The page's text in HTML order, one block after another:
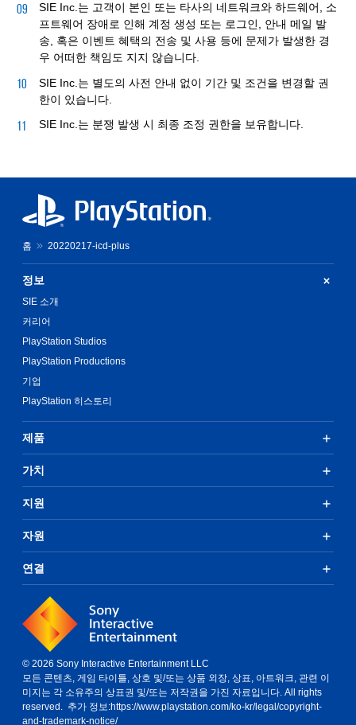
SIE Inc.는 고객이 본인 또는 타사의 네트워크와 하드웨어, 소
프트웨어 장애로 인해 계정 생성 또는 로그인, 안내 메일 발
송, 혹은 이벤트 혜택의 전송 및 사용 등에 문제가 발생한 경
우 어떠한 책임도 지지 않습니다.
SIE Inc.는 별도의 사전 안내 없이 기간 및 조건을 변경할 권
한이 있습니다.
SIE Inc.는 분쟁 발생 시 최종 조정 권한을 보유합니다.
홈 20220217-icd-plus
정보
SIE 소개
커리어
PlayStation Studios
PlayStation Productions
기업
PlayStation 히스토리
제품
가치
지원
자원
연결
© 2026 Sony Interactive Entertainment LLC
모든 콘텐츠, 게임 타이틀, 상호 및/또는 상품 외장, 상표, 아트워크, 관련 이
미지는 각 소유주의 상표권 및/또는 저작권을 가진 자료입니다. All rights
reserved. 추가 정보:https://www.playstation.com/ko-kr/legal/copyright-
and-trademark-notice/